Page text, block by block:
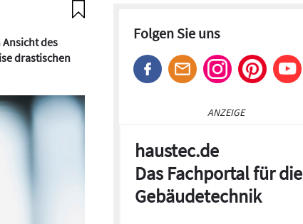
des
drastischen
Folgen Sie uns
ANZEIGE
haustec.de
Das Fachportal für die
Gebäudetechnik